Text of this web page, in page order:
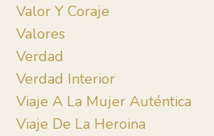
Valor Y Coraje
Valores
Verdad
Verdad Interior
Viaje A La Mujer Auténtica
Viaje De La Heroina